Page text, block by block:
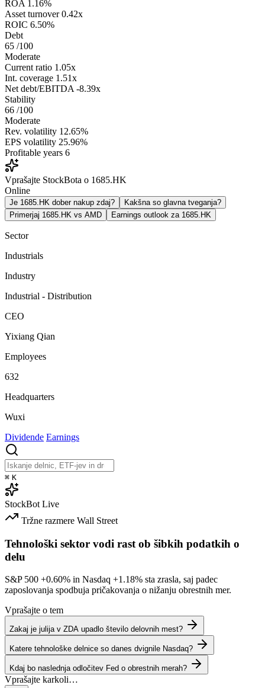
ROA 1.16%
Asset turnover 0.42x
ROIC 6.50%
Debt
65 /100
Moderate
Current ratio 1.05x
Int. coverage 1.51x
Net debt/EBITDA -8.39x
Stability
66 /100
Moderate
Rev. volatility 12.65%
EPS volatility 25.96%
Profitable years 6
Vprašajte StockBota o 1685.HK
Online
Je 1685.HK dober nakup zdaj?
Kakšna so glavna tveganja?
Primerjaj 1685.HK vs AMD
Earnings outlook za 1685.HK
Sector
Industrials
Industry
Industrial - Distribution
CEO
Yixiang Qian
Employees
632
Headquarters
Wuxi
Dividende Earnings
⌘ K
StockBot Live
Tržne razmere Wall Street
Tehnološki sektor vodi rast ob šibkih podatkih o
delu
S&P 500 +0.60% in Nasdaq +1.18% sta zrasla, saj padec
zaposlovanja spodbuja pričakovanja o nižanju obrestnih mer.
Vprašajte o tem
Zakaj je julija v ZDA upadlo število delovnih mest?
Katere tehnološke delnice so danes dvignile Nasdaq?
Kdaj bo naslednja odločitev Fed o obrestnih merah?